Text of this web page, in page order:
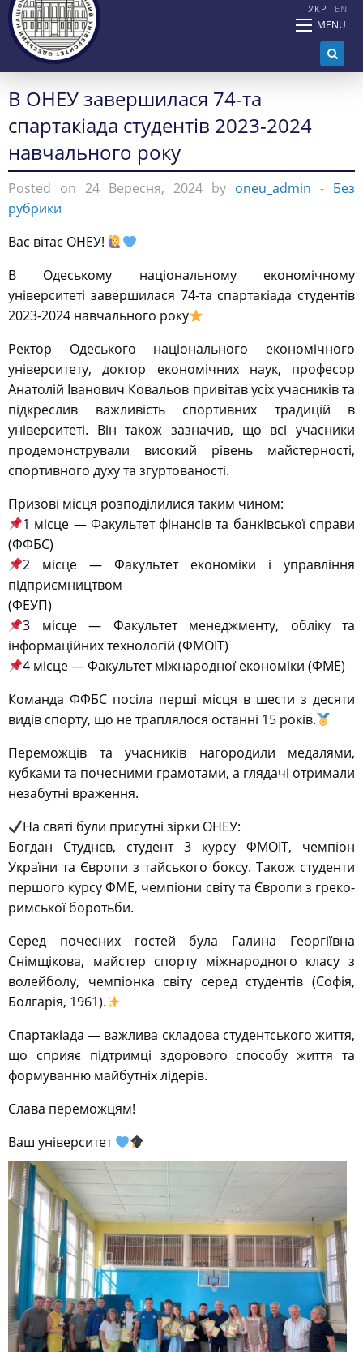
УКР EN
MENU
В ОНЕУ завершилася 74-та
спартакіада студентів 2023-2024
навчального року
Posted on 24 Вересня, 2024 by oneu_admin - Без
рубрики
Вас вітає ОНЕУ!
В Одеському національному економічному
університеті завершилася 74-та спартакіада студентів
2023-2024 навчального року
Ректор Одеського національного економічного
університету, доктор економічних наук, професор
Анатолій Іванович Ковальов привітав усіх учасників та
підкреслив важливість спортивних традицій в
університеті. Він також зазначив, що всі учасники
продемонстрували високий рівень майстерності,
спортивного духу та згуртованості.
Призові місця розподілилися таким чином:
1 місце — Факультет фінансів та банківської справи
(ФФБС)
2 місце — Факультет економіки і управління
підприємництвом
(ФЕУП)
3 місце — Факультет менеджменту, обліку та
інформаційних технологій (ФМОІТ)
4 місце — Факультет міжнародної економіки (ФМЕ)
Команда ФФБС посіла перші місця в шести з десяти
видів спорту, що не траплялося останні 15 років.
Переможців та учасників нагородили медалями,
кубками та почесними грамотами, а глядачі отримали
незабутні враження.
На святі були присутні зірки ОНЕУ:
Богдан Студнєв, студент 3 курсу ФМОІТ, чемпіон
України та Європи з тайського боксу. Також студенти
першого курсу ФМЕ, чемпіони світу та Європи з греко-
римської боротьби.
Серед почесних гостей була Галина Георгіївна
Снімщікова, майстер спорту міжнародного класу з
волейболу, чемпіонка світу серед студентів (Софія,
Болгарія, 1961).
Спартакіада — важлива складова студентського життя,
що сприяє підтримці здорового способу життя та
формуванню майбутніх лідерів.
Слава переможцям!
Ваш університет